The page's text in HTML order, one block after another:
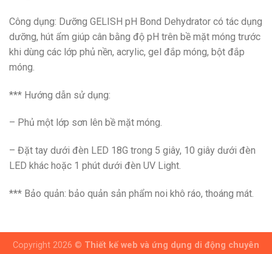
Công dụng: Dưỡng GELISH pH Bond Dehydrator có tác dụng
dưỡng, hút ẩm giúp cân bằng độ pH trên bề mặt móng trước
khi dùng các lớp phủ nền, acrylic, gel đắp móng, bột đắp
móng.
*** Hướng dẫn sử dụng:
– Phủ một lớp sơn lên bề mặt móng.
– Đặt tay dưới đèn LED 18G trong 5 giây, 10 giây dưới đèn
LED khác hoặc 1 phút dưới đèn UV Light.
*** Bảo quản: bảo quản sản phẩm noi khô ráo, thoáng mát.
Copyright 2026 © Thiết kế web và ứng dụng di động chuyên